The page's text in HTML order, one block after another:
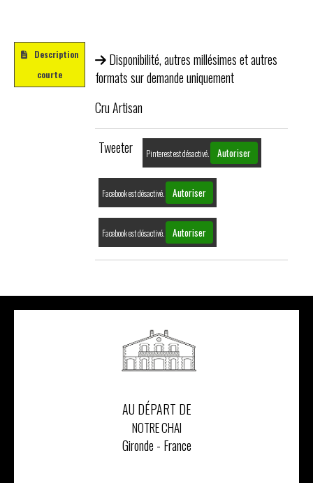
Description
courte
Disponibilité, autres millésimes et autres
formats sur demande uniquement
Cru Artisan
Tweeter Pinterest est désactivé. Autoriser
Facebook est désactivé. Autoriser
Facebook est désactivé. Autoriser
AU DÉPART DE
NOTRE CHAI
Gironde - France